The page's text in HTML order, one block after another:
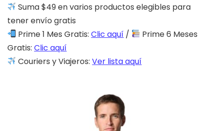
Suma $49 en varios productos elegibles para
tener envío gratis
Prime 1 Mes Gratis:Clic aquí /
Prime 6 Meses
Gratis: Clic aquí
Couriers y Viajeros:Ver lista aquí